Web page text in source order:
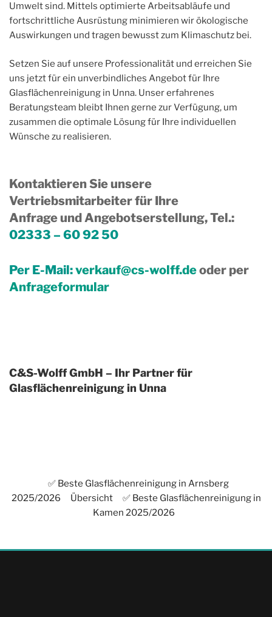
Umwelt sind. Mittels optimierte Arbeitsabläufe und
fortschrittliche Ausrüstung minimieren wir ökologische
Auswirkungen und tragen bewusst zum Klimaschutz bei.
Setzen Sie auf unsere Professionalität und erreichen Sie
uns jetzt für ein unverbindliches Angebot für Ihre
Glasflächenreinigung in Unna. Unser erfahrenes
Beratungsteam bleibt Ihnen gerne zur Verfügung, um
zusammen die optimale Lösung für Ihre individuellen
Wünsche zu realisieren.
Kontaktieren Sie unsere
Vertriebsmitarbeiter für Ihre
Anfrage und Angebotserstellung, Tel.:
02333 – 60 92 50
Per E-Mail:verkauf@cs-wolff.deoder per
Anfrageformular
C&S-Wolff GmbH – Ihr Partner für
Glasflächenreinigung in Unna
✅ Beste Glasflächenreinigung in Arnsberg
2025/2026
Übersicht
✅ Beste Glasflächenreinigung in
Kamen 2025/2026